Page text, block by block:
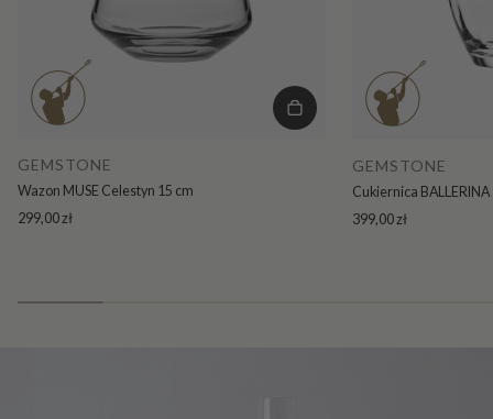
GEMSTONE
Wazon MUSE Celestyn 15 cm
299,00 zł
GEMSTONE
Cukiernica BALLERINA
399,00 zł